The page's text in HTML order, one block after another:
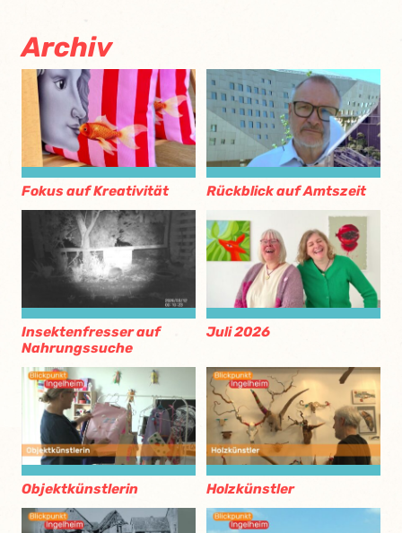
Archiv
Fokus auf Kreativität Rückblick auf Amtszeit
Insektenfresser auf
Nahrungssuche
Juli 2026
Objektkünstlerin Holzkünstler